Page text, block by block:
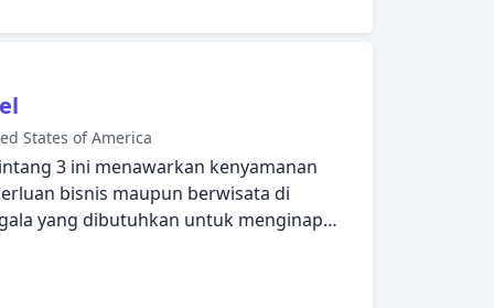
beberapa kamar. Nikmati fasilitas
tub, pusat kebugaran, kolam renang
masuk ke kamar untuk beristirahat
handal dan staf profesional, Hotel
Anda.
States of America
3 ini menawarkan kenyamanan
bisnis maupun berwisata di
yang dibutuhkan untuk menginap
24 jam, WiFi gratis di semua kamar,
harian, resepsionis 24 jam ada